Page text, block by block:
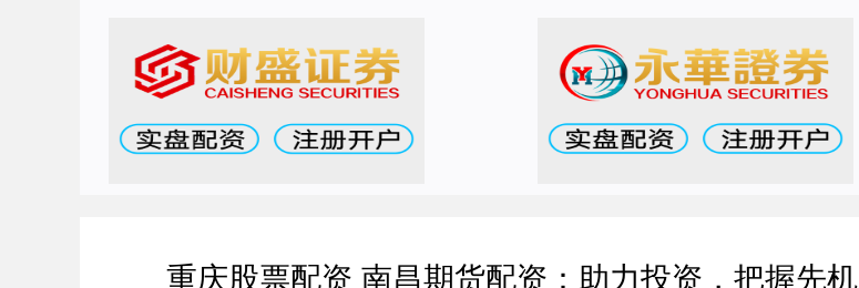
重庆股票配资 南昌期货配资：助力投资，把握先机